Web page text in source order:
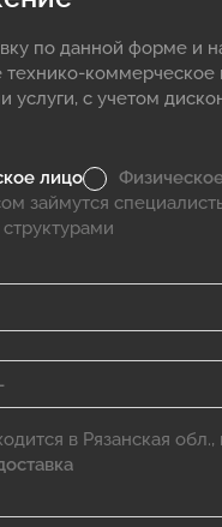
по данной форме и
технико-
услуги, с учетом
лицо
займутся
в Рязанская